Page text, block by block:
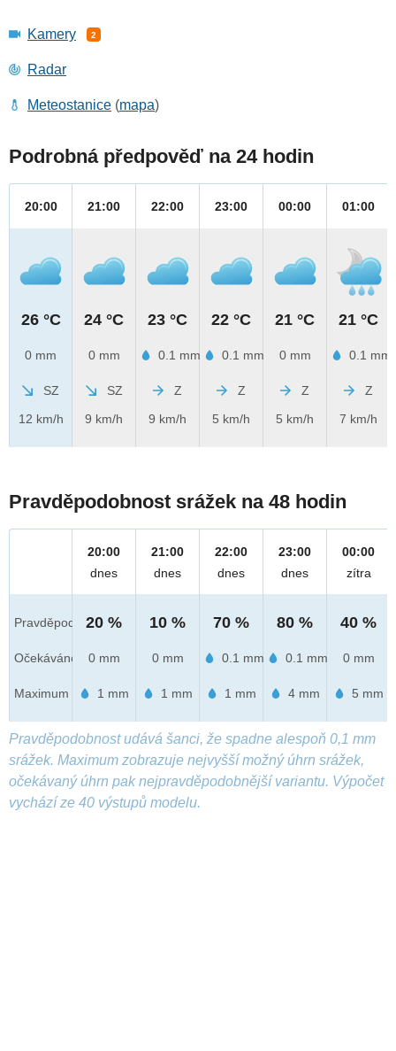
Kamery 2
Radar
Meteostanice (mapa)
Podrobná předpověď na 24 hodin
20:00
26 °C
0 mm
SZ
12 km/h
21:00
24 °C
0 mm
SZ
9 km/h
22:00
23 °C
0.1 mm
Z
9 km/h
23:00
22 °C
0.1 mm
Z
5 km/h
00:00
21 °C
0 mm
Z
5 km/h
01:00
21 °C
0.1 mm
Z
7 km/h
Pravděpodobnost srážek na 48 hodin
Pravděpod.
Očekáváno
Maximum
20:00
dnes
20 %
0 mm
1 mm
21:00
dnes
10 %
0 mm
1 mm
22:00
dnes
70 %
0.1 mm
1 mm
23:00
dnes
80 %
0.1 mm
4 mm
00:00
zítra
40 %
0 mm
5 mm
Pravděpodobnost udává šanci, že spadne alespoň 0,1 mm
srážek. Maximum zobrazuje nejvyšší možný úhrn srážek,
očekávaný úhrn pak nejpravděpodobnější variantu. Výpočet
vychází ze 40 výstupů modelu.